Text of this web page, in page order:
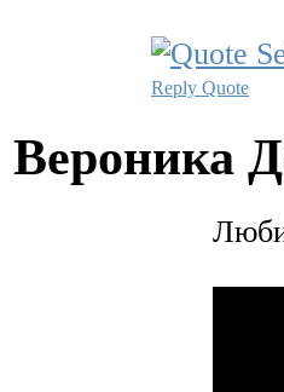
Reply Quote
Вероника